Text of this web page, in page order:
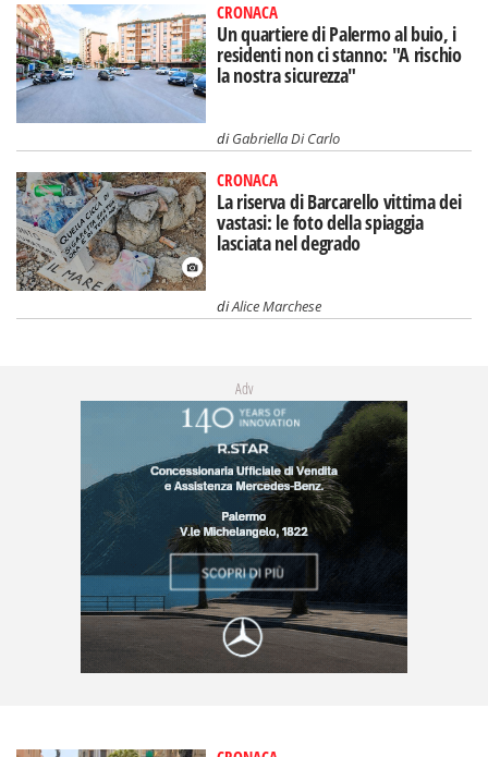
CRONACA
Un quartiere di Palermo al buio, i
residenti non ci stanno: "A rischio
la nostra sicurezza"
diGabriella Di Carlo
CRONACA
La riserva di Barcarello vittima dei
vastasi: le foto della spiaggia
lasciata nel degrado
diAlice Marchese
Adv